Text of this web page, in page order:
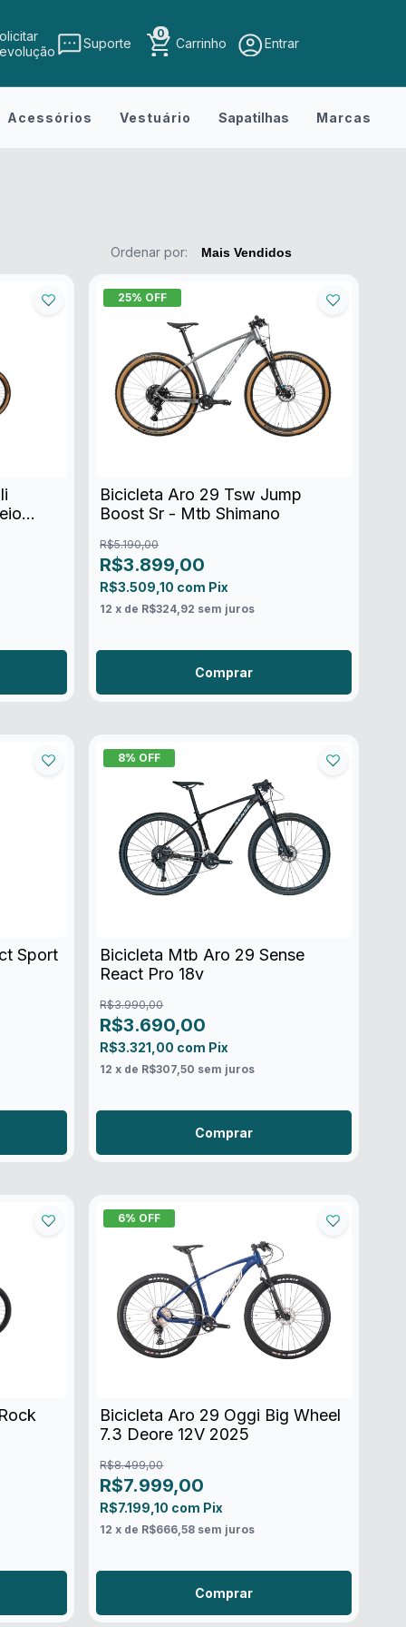
Suporte Carrinho
0
Entrar
Acessórios Vestuário Sapatilhas Marcas
Ordenar por:
25% OFF
Bicicleta Aro 29 Tsw Jump
Boost Sr - Mtb Shimano
R$5.190,00
R$3.899,00
R$3.509,10 com Pix
12 x de R$324,92 sem juros
Comprar
Sport
8% OFF
Bicicleta Mtb Aro 29 Sense
React Pro 18v
R$3.990,00
R$3.690,00
R$3.321,00 com Pix
12 x de R$307,50 sem juros
Comprar
6% OFF
Bicicleta Aro 29 Oggi Big Wheel
7.3 Deore 12V 2025
R$8.499,00
R$7.999,00
R$7.199,10 com Pix
12 x de R$666,58 sem juros
Comprar